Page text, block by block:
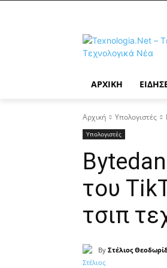
ΑΡΧΙΚΉ
Αρχική Υπολογιστές
Υπολογιστές
του
τσιπ
By Στέλιος